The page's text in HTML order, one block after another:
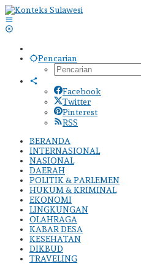
Lewati
ke
konten
Pencarian
Facebook
Twitter
Pinterest
RSS
BERANDA
INTERNASIONAL
NASIONAL
DAERAH
POLITIK & PARLEMEN
HUKUM & KRIMINAL
EKONOMI
LINGKUNGAN
OLAHRAGA
KABAR DESA
KESEHATAN
DIKBUD
TRAVELING